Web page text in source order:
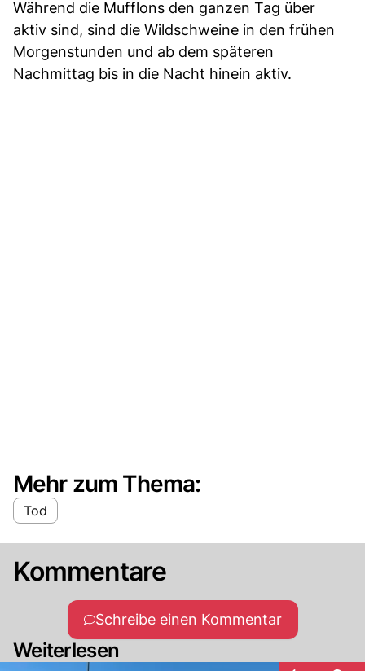
Während die Mufflons den ganzen Tag über
aktiv sind, sind die Wildschweine in den frühen
Morgenstunden und ab dem späteren
Nachmittag bis in die Nacht hinein aktiv.
Mehr zum Thema:
Tod
Kommentare
Schreibe einen Kommentar
Weiterlesen